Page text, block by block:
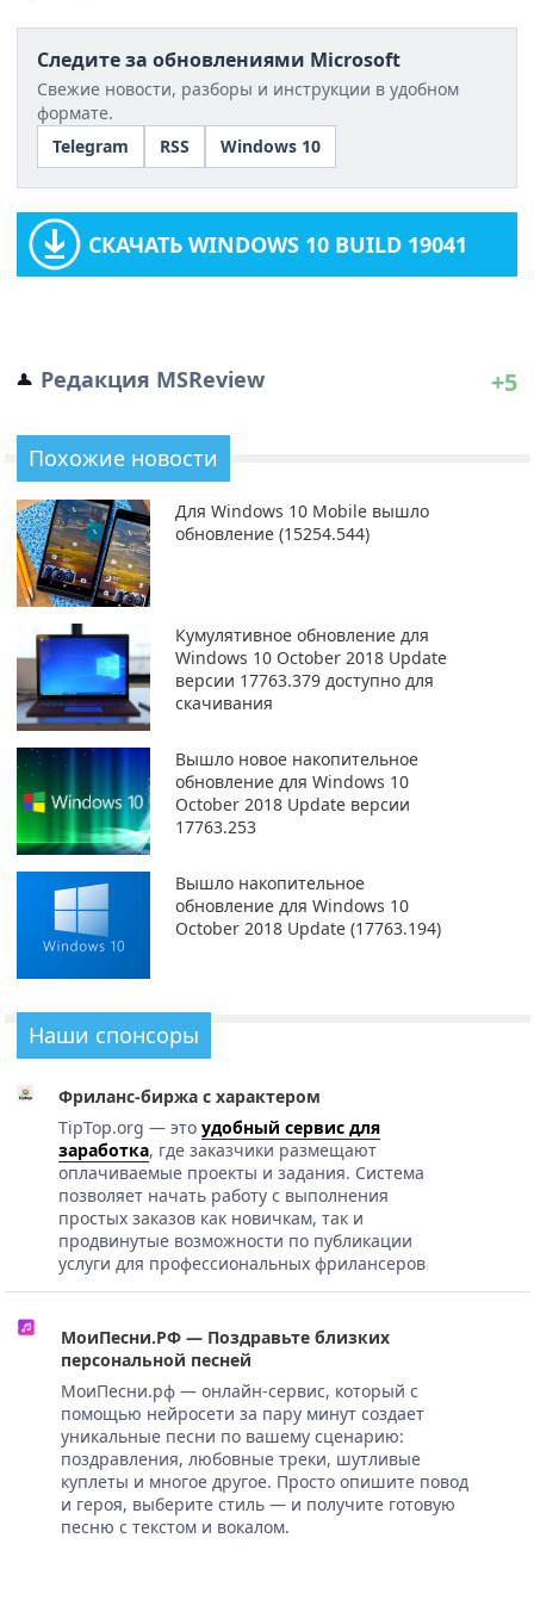
Следите за обновлениями Microsoft
Свежие новости, разборы и инструкции в удобном
формате.
Telegram
RSS Windows 10
СКАЧАТЬ WINDOWS 10 BUILD 19041
Редакция MSReview +5
Похожие новости
Для Windows 10 Mobile вышло
обновление (15254.544)
Кумулятивное обновление для
Windows 10 October 2018 Update
версии 17763.379 доступно для
скачивания
Вышло новое накопительное
обновление для Windows 10
October 2018 Update версии
17763.253
Вышло накопительное
обновление для Windows 10
October 2018 Update (17763.194)
Наши спонсоры
Фриланс-биржа с характером
TipTop.org — это удобный сервис для
заработка, где заказчики размещают
оплачиваемые проекты и задания. Система
позволяет начать работу с выполнения
простых заказов как новичкам, так и
продвинутые возможности по публикации
услуги для профессиональных фрилансеров
МоиПесни.РФ — Поздравьте близких
персональной песней
МоиПесни.рф — онлайн-сервис, который с
помощью нейросети за пару минут создает
уникальные песни по вашему сценарию:
поздравления, любовные треки, шутливые
куплеты и многое другое. Просто опишите повод
и героя, выберите стиль — и получите готовую
песню с текстом и вокалом.